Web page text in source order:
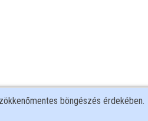
böngészés érdekében.